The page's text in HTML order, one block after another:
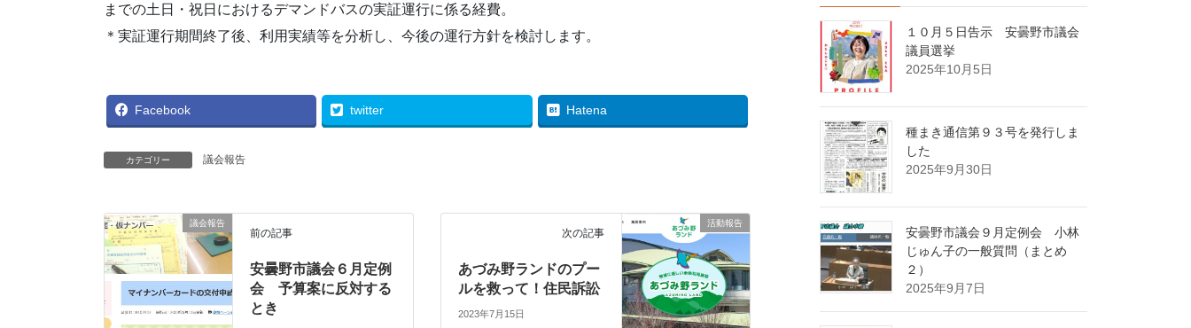
までの土日・祝日におけるデマンドバスの実証運行に係る経費。
＊実証運行期間終了後、利用実績等を分析し、今後の運行方針を検討します。
Facebook twitter Hatena
カテゴリー 議会報告
議会報告
前の記事
安曇野市議会６月定例
会 予算案に反対する
とき
活動報告
次の記事
あづみ野ランドのプー
ルを救って！住民訴訟
2023年7月15日
１０月５日告示 安曇野市議会
議員選挙
2025年10月5日
種まき通信第９３号を発行しま
した
2025年9月30日
安曇野市議会９月定例会 小林
じゅん子の一般質問（まとめ
２）
2025年9月7日